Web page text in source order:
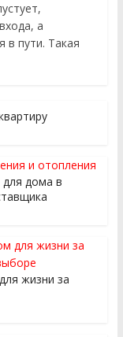
а
в пути. Такая
для дома в
жизни за